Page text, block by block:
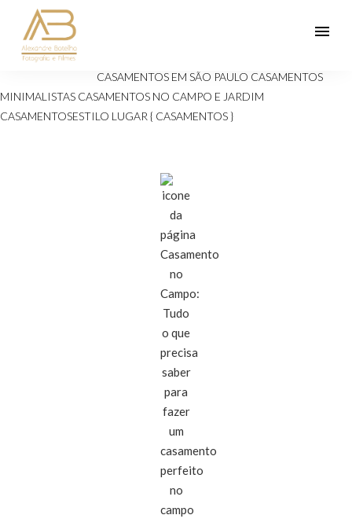
menu
CASAMENTOS EM SÃO PAULO CASAMENTOS
MINIMALISTAS CASAMENTOS NO CAMPO E JARDIM
CASAMENTOSESTILO LUGAR { CASAMENTOS }